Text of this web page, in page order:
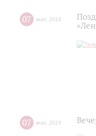
07 мая 2019
07 мая 2019